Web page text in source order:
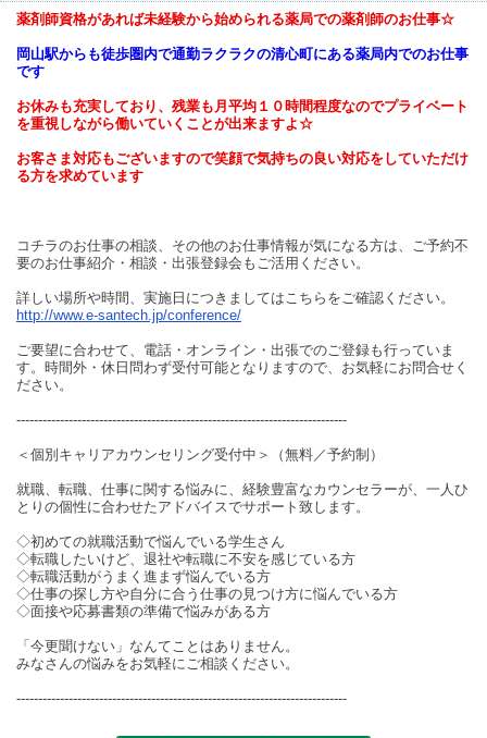
薬剤師資格があれば未経験から始められる薬局での薬剤師のお仕事☆
岡山駅からも徒歩圏内で通勤ラクラクの清心町にある薬局内でのお仕事
です
お休みも充実しており、残業も月平均１０時間程度なのでプライベート
を重視しながら働いていくことが出来ますよ☆
お客さま対応もございますので笑顔で気持ちの良い対応をしていただけ
る方を求めています
コチラのお仕事の相談、その他のお仕事情報が気になる方は、ご予約不
要のお仕事紹介・相談・出張登録会もご活用ください。
詳しい場所や時間、実施日につきましてはこちらをご確認ください。
http://www.e-santech.jp/conference/
ご要望に合わせて、電話・オンライン・出張でのご登録も行っていま
す。時間外・休日問わず受付可能となりますので、お気軽にお問合せく
ださい。
----------------------------------------------------------------------------
＜個別キャリアカウンセリング受付中＞（無料／予約制）
就職、転職、仕事に関する悩みに、経験豊富なカウンセラーが、一人ひ
とりの個性に合わせたアドバイスでサポート致します。
◇初めての就職活動で悩んでいる学生さん
◇転職したいけど、退社や転職に不安を感じている方
◇転職活動がうまく進まず悩んでいる方
◇仕事の探し方や自分に合う仕事の見つけ方に悩んでいる方
◇面接や応募書類の準備で悩みがある方
「今更聞けない」なんてことはありません。
みなさんの悩みをお気軽にご相談ください。
----------------------------------------------------------------------------